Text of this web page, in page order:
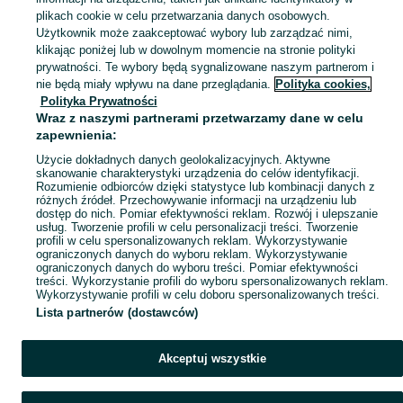
Sprzedaż desek tarasowych Gdańsk ▶️ Szeroki wybór modeli, kolorów i rozmiarów ✅ Nowe i używane w atrakcyjnych cenach ☝ Sprawdź oferty na OLX.pl!
Mapa kategorii
Mapa miejscowości
Mapa ministron
Popularne wyszukiwania
plikach cookie w celu przetwarzania danych osobowych.
Użytkownik może zaakceptować wybory lub zarządzać nimi,
klikając poniżej lub w dowolnym momencie na stronie polityki
prywatności. Te wybory będą sygnalizowane naszym partnerom i
nie będą miały wpływu na dane przeglądania. Polityka cookies,
Polityka Prywatności
Wraz z naszymi partnerami przetwarzamy dane w celu
zapewnienia:
Użycie dokładnych danych geolokalizacyjnych. Aktywne
skanowanie charakterystyki urządzenia do celów identyfikacji.
Rozumienie odbiorców dzięki statystyce lub kombinacji danych z
różnych źródeł. Przechowywanie informacji na urządzeniu lub
dostęp do nich. Pomiar efektywności reklam. Rozwój i ulepszanie
usług. Tworzenie profili w celu personalizacji treści. Tworzenie
profili w celu spersonalizowanych reklam. Wykorzystywanie
ograniczonych danych do wyboru reklam. Wykorzystywanie
ograniczonych danych do wyboru treści. Pomiar efektywności
treści. Wykorzystanie profili do wyboru spersonalizowanych reklam.
Wykorzystywanie profili w celu doboru spersonalizowanych treści.
Lista partnerów (dostawców)
Akceptuj wszystkie